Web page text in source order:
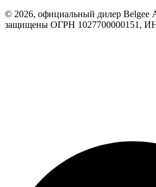
© 2026, официальный дилер
защищены ОГРН 1027700000151,